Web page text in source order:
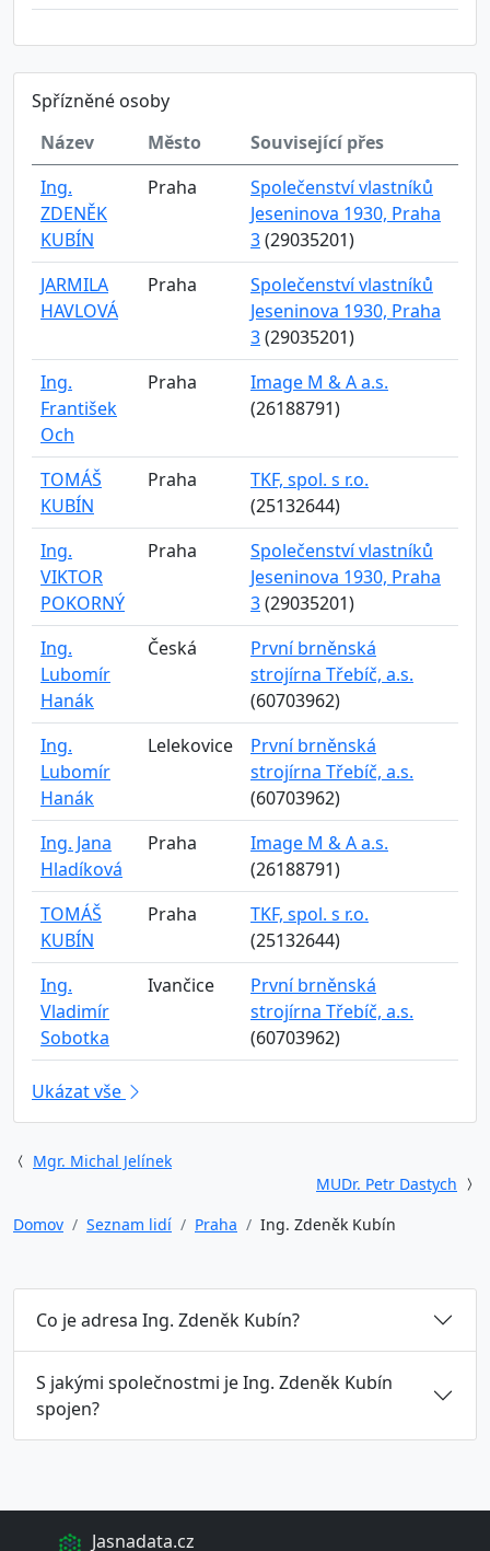
Spřízněné osoby
Název
Město
Související přes
Ing.
ZDENĚK
KUBÍN
Praha
Společenství vlastníků
Jeseninova 1930, Praha
3(29035201)
JARMILA
HAVLOVÁ
Praha
Společenství vlastníků
Jeseninova 1930, Praha
3(29035201)
Ing.
František
Och
Praha
Image M & A a.s.
(26188791)
TOMÁŠ
KUBÍN
Praha
TKF, spol. s r.o.
(25132644)
Ing.
VIKTOR
POKORNÝ
Praha
Společenství vlastníků
Jeseninova 1930, Praha
3(29035201)
Ing.
Lubomír
Hanák
Česká
První brněnská
strojírna Třebíč, a.s.
(60703962)
Ing.
Lubomír
Hanák
Lelekovice
První brněnská
strojírna Třebíč, a.s.
(60703962)
Ing. Jana
Hladíková
Praha
Image M & A a.s.
(26188791)
TOMÁŠ
KUBÍN
Praha
TKF, spol. s r.o.
(25132644)
Ing.
Vladimír
Sobotka
Ivančice
První brněnská
strojírna Třebíč, a.s.
(60703962)
Ukázat vše
Mgr. Michal Jelínek
MUDr. Petr Dastych
Domov
Seznam lidí Praha Ing. Zdeněk Kubín
Co je adresa Ing. Zdeněk Kubín?
S jakými společnostmi je Ing. Zdeněk Kubín
spojen?
Jasnadata.cz